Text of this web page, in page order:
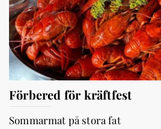
Förbered för kräftfest
Sommarmat på stora fat